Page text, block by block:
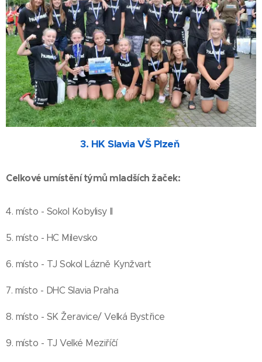
3. HK Slavia VŠ Plzeň
Celkové umístění týmů mladších žaček:
4. místo - Sokol Kobylisy II
5. místo - HC Milevsko
6. místo - TJ Sokol Lázně Kynžvart
7. místo - DHC Slavia Praha
8. místo - SK Žeravice/ Velká Bystřice
9. místo - TJ Velké Meziříčí